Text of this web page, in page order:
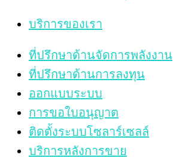
บริการของเรา
ที่ปรึกษาด้านจัดการพลังงาน
ที่ปรึกษาด้านการลงทุน
ออกแบบระบบ
การขอใบอนุญาต
ติดตั้งระบบโซลาร์เซลล์
บริการหลังการขาย